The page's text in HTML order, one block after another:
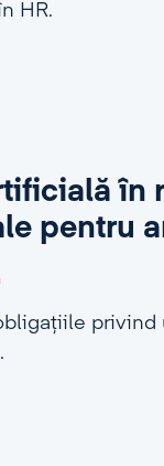
HR.
în
pentru
privind